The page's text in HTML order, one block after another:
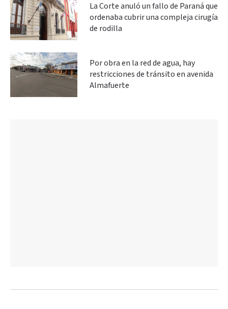
La Corte anuló un fallo de Paraná que
ordenaba cubrir una compleja cirugía
de rodilla
Por obra en la red de agua, hay
restricciones de tránsito en avenida
Almafuerte